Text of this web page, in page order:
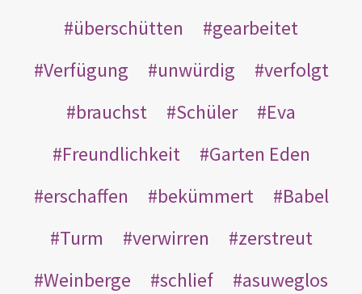
überschütten
gearbeitet
Verfügung
unwürdig
verfolgt
brauchst
Schüler
Eva
Freundlichkeit
Garten Eden
erschaffen
bekümmert
Babel
Turm
verwirren
zerstreut
Weinberge
schlief
asuweglos